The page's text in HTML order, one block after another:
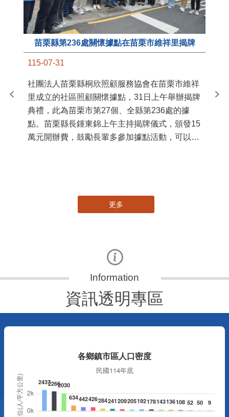
苗栗縣第236處關懷據點在苗栗市維祥里揭牌
115-07-31
社團法人苗栗縣桐欣照顧服務協會在苗栗市維祥
里成立的社區照顧關懷據點，31日上午舉辦揭牌
典禮，此為苗栗市第27個、全縣第236處的據
點。苗栗縣長鍾東錦上午主持揭牌儀式，頒發15
萬元開辦費，鼓勵長輩多參加據點活動，可以更
苗
更多
資訊透明專區